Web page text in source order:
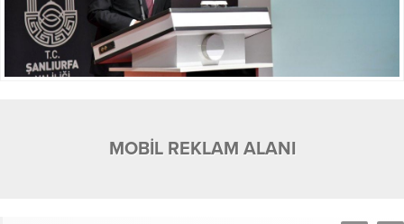
MOBİL REKLAM ALANI